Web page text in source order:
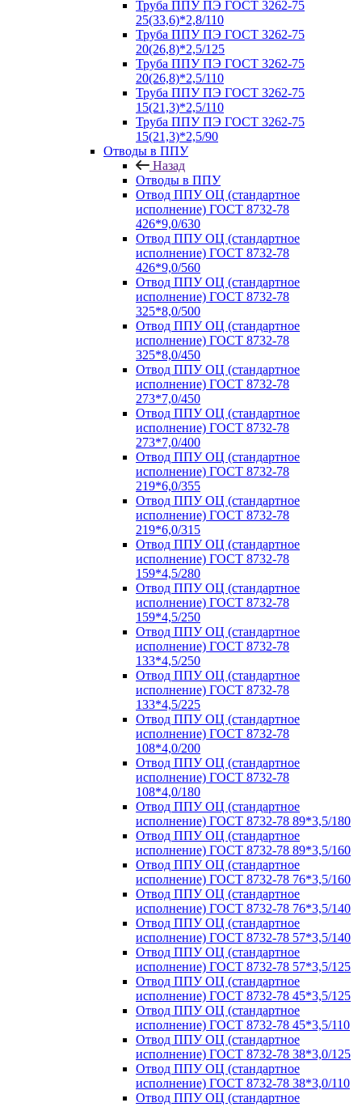
Труба ППУ ПЭ ГОСТ 3262-75
25(33,6)*2,8/110
Труба ППУ ПЭ ГОСТ 3262-75
20(26,8)*2,5/125
Труба ППУ ПЭ ГОСТ 3262-75
20(26,8)*2,5/110
Труба ППУ ПЭ ГОСТ 3262-75
15(21,3)*2,5/110
Труба ППУ ПЭ ГОСТ 3262-75
15(21,3)*2,5/90
Отводы в ППУ
Назад
Отводы в ППУ
Отвод ППУ ОЦ (стандартное
исполнение) ГОСТ 8732-78
426*9,0/630
Отвод ППУ ОЦ (стандартное
исполнение) ГОСТ 8732-78
426*9,0/560
Отвод ППУ ОЦ (стандартное
исполнение) ГОСТ 8732-78
325*8,0/500
Отвод ППУ ОЦ (стандартное
исполнение) ГОСТ 8732-78
325*8,0/450
Отвод ППУ ОЦ (стандартное
исполнение) ГОСТ 8732-78
273*7,0/450
Отвод ППУ ОЦ (стандартное
исполнение) ГОСТ 8732-78
273*7,0/400
Отвод ППУ ОЦ (стандартное
исполнение) ГОСТ 8732-78
219*6,0/355
Отвод ППУ ОЦ (стандартное
исполнение) ГОСТ 8732-78
219*6,0/315
Отвод ППУ ОЦ (стандартное
исполнение) ГОСТ 8732-78
159*4,5/280
Отвод ППУ ОЦ (стандартное
исполнение) ГОСТ 8732-78
159*4,5/250
Отвод ППУ ОЦ (стандартное
исполнение) ГОСТ 8732-78
133*4,5/250
Отвод ППУ ОЦ (стандартное
исполнение) ГОСТ 8732-78
133*4,5/225
Отвод ППУ ОЦ (стандартное
исполнение) ГОСТ 8732-78
108*4,0/200
Отвод ППУ ОЦ (стандартное
исполнение) ГОСТ 8732-78
108*4,0/180
Отвод ППУ ОЦ (стандартное
исполнение) ГОСТ 8732-78 89*3,5/180
Отвод ППУ ОЦ (стандартное
исполнение) ГОСТ 8732-78 89*3,5/160
Отвод ППУ ОЦ (стандартное
исполнение) ГОСТ 8732-78 76*3,5/160
Отвод ППУ ОЦ (стандартное
исполнение) ГОСТ 8732-78 76*3,5/140
Отвод ППУ ОЦ (стандартное
исполнение) ГОСТ 8732-78 57*3,5/140
Отвод ППУ ОЦ (стандартное
исполнение) ГОСТ 8732-78 57*3,5/125
Отвод ППУ ОЦ (стандартное
исполнение) ГОСТ 8732-78 45*3,5/125
Отвод ППУ ОЦ (стандартное
исполнение) ГОСТ 8732-78 45*3,5/110
Отвод ППУ ОЦ (стандартное
исполнение) ГОСТ 8732-78 38*3,0/125
Отвод ППУ ОЦ (стандартное
исполнение) ГОСТ 8732-78 38*3,0/110
Отвод ППУ ОЦ (стандартное